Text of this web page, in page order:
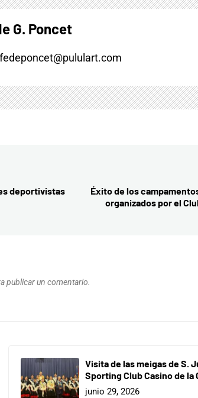
G. Poncet
fedeponcet@pululart.com
deportivistas
Éxito de los
organizados por el
publicar un comentario.
Visita de las meigas de S.
Sporting Club Casino de la
junio 29, 2026